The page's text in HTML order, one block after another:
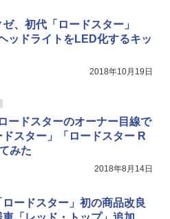
、初代「ロードスター」
ッドライトをLED化するキッ
2018年10月19日
ードスターのオーナー目線で
ドスター」「ロードスター R
みた
2018年8月14日
ードスター」初の商品改良